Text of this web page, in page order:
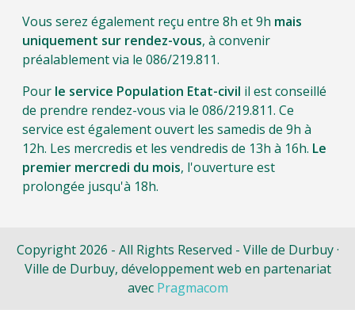
Vous serez également reçu entre 8h et 9h mais
uniquement sur rendez-vous, à convenir
préalablement via le 086/219.811.
Pour le service Population Etat-civil il est conseillé
de prendre rendez-vous via le 086/219.811. Ce
service est également ouvert les samedis de 9h à
12h. Les mercredis et les vendredis de 13h à 16h. Le
premier mercredi du mois, l'ouverture est
prolongée jusqu'à 18h.
Copyright 2026 - All Rights Reserved - Ville de Durbuy ·
Ville de Durbuy, développement web en partenariat
avec Pragmacom